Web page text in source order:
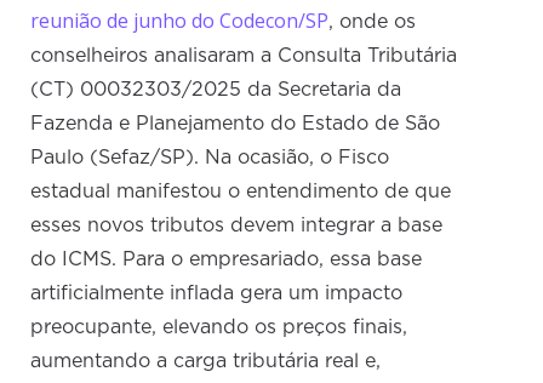
reunião de junho do Codecon/SP, onde os
conselheiros analisaram a Consulta Tributária
(CT) 00032303/2025 da Secretaria da
Fazenda e Planejamento do Estado de São
Paulo (Sefaz/SP). Na ocasião, o Fisco
estadual manifestou o entendimento de que
esses novos tributos devem integrar a base
do ICMS. Para o empresariado, essa base
artificialmente inflada gera um impacto
preocupante, elevando os preços finais,
aumentando a carga tributária real e,